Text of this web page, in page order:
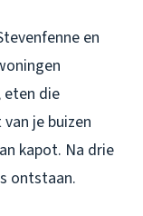
en
eten die
je buizen
kapot. Na drie
ontstaan.